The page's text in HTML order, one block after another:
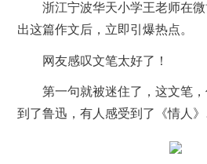
浙江宁波华天小学王老师在微
出这篇作文后，立即引爆热点。
网友感叹文笔太好了！
第一句就被迷住了，这文笔，
到了鲁迅，有人感受到了《情人